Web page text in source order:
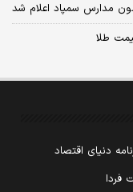
مدارس سمپاد اعلام شد
دنیای اقتصاد
فردا